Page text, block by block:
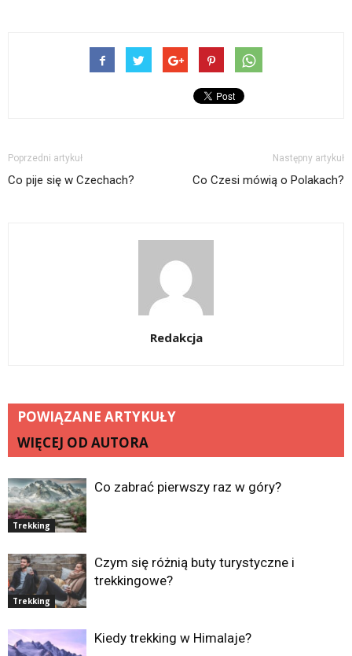
Poprzedni artykuł
Co pije się w Czechach?
Następny artykuł
Co Czesi mówią o Polakach?
Redakcja
POWIĄZANE ARTYKUŁY
WIĘCEJ OD AUTORA
Trekking
Co zabrać pierwszy raz w góry?
Trekking
Czym się różnią buty turystyczne i
trekkingowe?
Kiedy trekking w Himalaje?